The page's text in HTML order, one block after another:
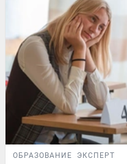
ОБРАЗОВАНИЕ ЭКСПЕРТ